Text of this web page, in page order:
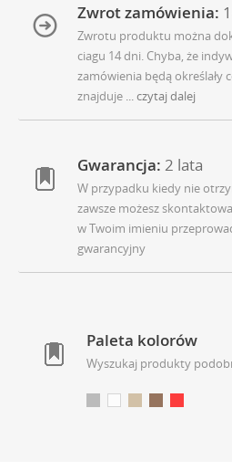
Zwrot zamówienia:
Zwrotu produktu można
ciagu 14 dni. Chyba, że
zamówienia będą określały
znajduje ... czytaj dalej
Gwarancja: 2 lata
W przypadku kiedy nie
zawsze możesz
w Twoim imieniu
gwarancyjny
Paleta kolorów
Wyszukaj produkty